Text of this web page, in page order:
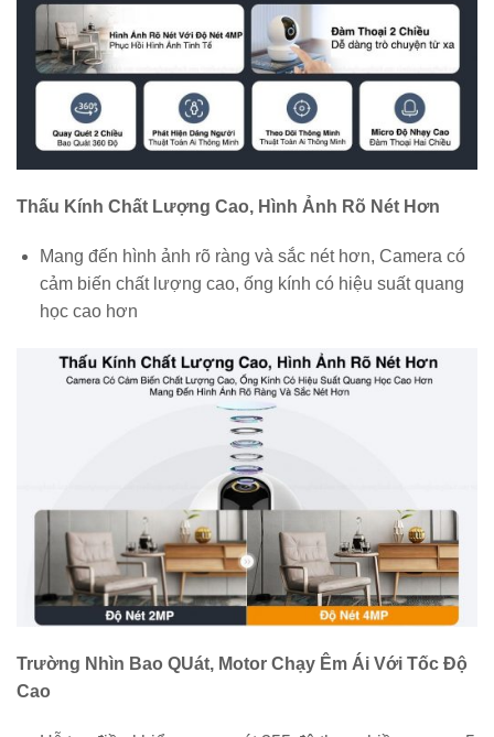
Thấu Kính Chất Lượng Cao, Hình Ảnh Rõ Nét Hơn
Mang đến hình ảnh rõ ràng và sắc nét hơn, Camera có
cảm biến chất lượng cao, ống kính có hiệu suất quang
học cao hơn
Trường Nhìn Bao QUát, Motor Chạy Êm Ái Với Tốc Độ
Cao